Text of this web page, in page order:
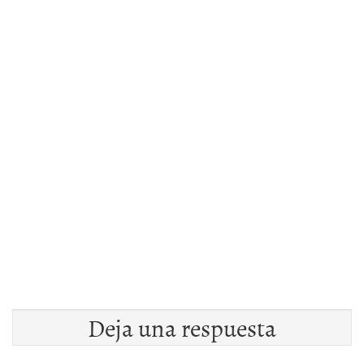
Deja una respuesta